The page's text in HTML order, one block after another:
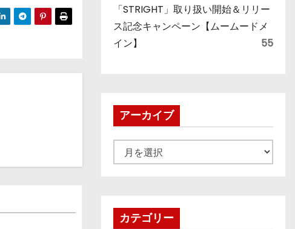
「STRIGHT」取り扱い開始＆リリー
ス記念キャンペーン【ムームードメ
イン】
55
アーカイブ
ー
ブカテゴリー